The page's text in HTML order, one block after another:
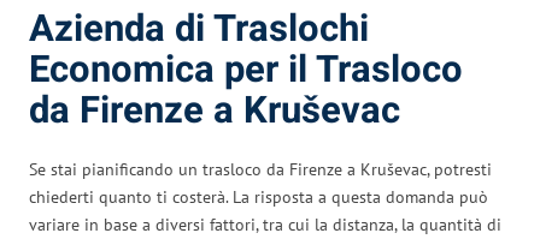
Azienda di Traslochi
Economica per il Trasloco
da Firenze a Kruševac
Se stai pianificando un trasloco da Firenze a Kruševac, potresti
chiederti quanto ti costerà. La risposta a questa domanda può
variare in base a diversi fattori, tra cui la distanza, la quantità di